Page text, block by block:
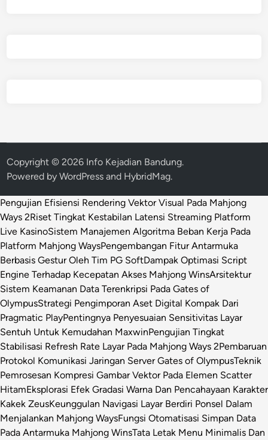
Copyright © 2026 Info Kejadian Bandung.
Powered byWordPress and HybridMag.
Pengujian Efisiensi Rendering Vektor Visual Pada Mahjong
Ways 2Riset Tingkat Kestabilan Latensi Streaming Platform
Live KasinoSistem Manajemen Algoritma Beban Kerja Pada
Platform Mahjong WaysPengembangan Fitur Antarmuka
Berbasis Gestur Oleh Tim PG SoftDampak Optimasi Script
Engine Terhadap Kecepatan Akses Mahjong WinsArsitektur
Sistem Keamanan Data Terenkripsi Pada Gates of
OlympusStrategi Pengimporan Aset Digital Kompak Dari
Pragmatic PlayPentingnya Penyesuaian Sensitivitas Layar
Sentuh Untuk Kemudahan MaxwinPengujian Tingkat
Stabilisasi Refresh Rate Layar Pada Mahjong Ways 2Pembaruan
Protokol Komunikasi Jaringan Server Gates of OlympusTeknik
Pemrosesan Kompresi Gambar Vektor Pada Elemen Scatter
HitamEksplorasi Efek Gradasi Warna Dan Pencahayaan Karakter
Kakek ZeusKeunggulan Navigasi Layar Berdiri Ponsel Dalam
Menjalankan Mahjong WaysFungsi Otomatisasi Simpan Data
Pada Antarmuka Mahjong WinsTata Letak Menu Minimalis Dan